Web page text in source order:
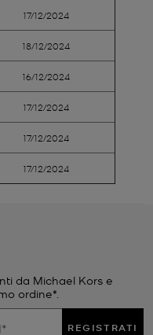
17/12/2024
18/12/2024
16/12/2024
17/12/2024
17/12/2024
17/12/2024
da Michael Kors e
ordine*.
REGISTRATI